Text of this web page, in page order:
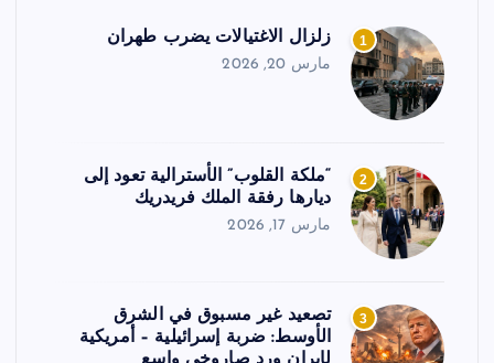
1 زلزال الاغتيالات يضرب طهران
مارس 20, 2026
2
“ملكة القلوب” الأسترالية تعود إلى
ديارها رفقة الملك فريدريك
مارس 17, 2026
3
تصعيد غير مسبوق في الشرق
الأوسط: ضربة إسرائيلية – أمريكية
لإيران ورد صاروخي واسع